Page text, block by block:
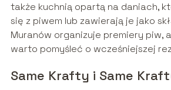
także kuchnią opartą na daniach,
się z piwem lub zawierają je jako
Muranów organizuje premiery piw,
warto pomyśleć o wcześniejszej
Same Krafty i Same